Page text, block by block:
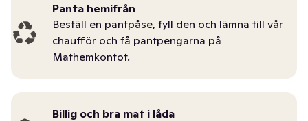
Panta hemifrån
Beställ en pantpåse, fyll den och lämna till vår
chaufför och få pantpengarna på
Mathemkontot.
Billig och bra mat i låda